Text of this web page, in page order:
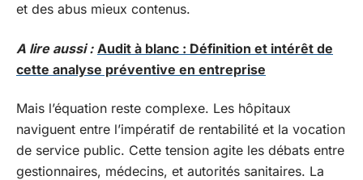
et des abus mieux contenus.
A lire aussi : Audit à blanc : Définition et intérêt de
cette analyse préventive en entreprise
Mais l’équation reste complexe. Les hôpitaux
naviguent entre l’impératif de rentabilité et la vocation
de service public. Cette tension agite les débats entre
gestionnaires, médecins, et autorités sanitaires. La